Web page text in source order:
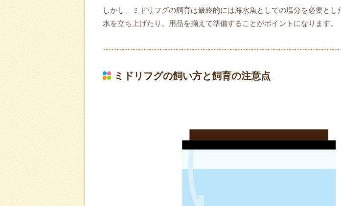
しかし、ミドリフグの飼育は最終的には海水魚としての塩分を必要とし
水を立ち上げたり、用品を揃えて準備することがポイントになります。
ミドリフグの飼い方と飼育の注意点